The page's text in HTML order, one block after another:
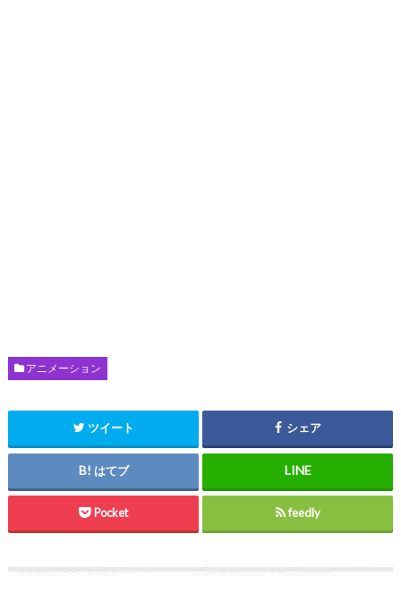
アニメーション
ツイート シェア
はてブ
Pocket feedly